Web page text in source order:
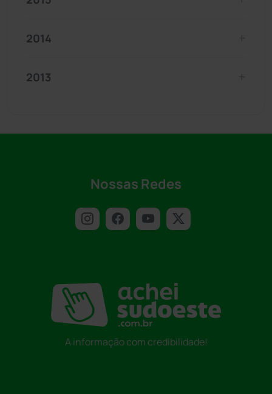
2014
2013
Nossas Redes
A informação com credibilidade!